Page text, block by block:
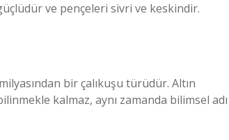
ve pençeleri sivri ve keskindir.
bir çalıkuşu türüdür. Altın
kalmaz, aynı zamanda bilimsel adı